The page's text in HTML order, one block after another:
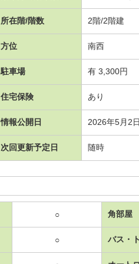
所在階/階数 2階/2階建
方位 南西
駐車場 有 3,300円
住宅保険 あり
情報公開日 2026年5月2日
次回更新予定日 随時
○ 角部屋
○ バス・